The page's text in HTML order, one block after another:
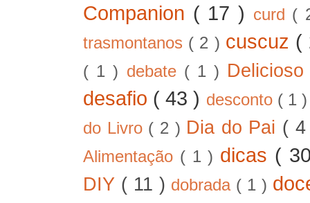
Companion ( 17 ) curd (
trasmontanos ( 2 ) cuscuz (
( 1 ) debate ( 1 )
desafio ( 43 ) desconto ( 1
do Livro ( 2 ) Dia do Pai (
Alimentação ( 1 ) dicas (
DIY ( 11 ) dobrada ( 1 )